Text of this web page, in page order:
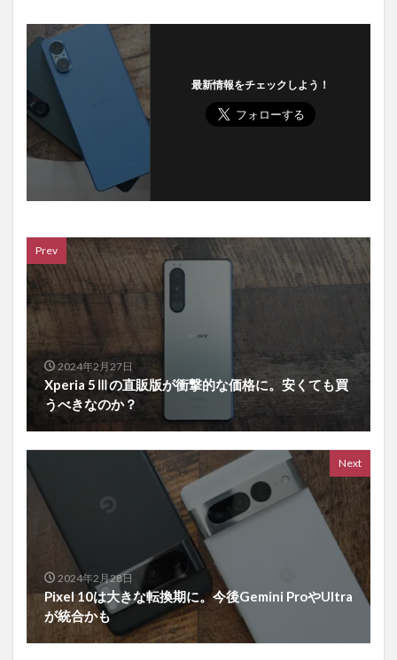
最新情報をチェックしよう！
Prev
2024年2月27日
Xperia 5Ⅲの直販版が衝撃的な価格に。安くても買
うべきなのか？
Next
2024年2月28日
Pixel 10は大きな転換期に。今後Gemini ProやUltra
が統合かも